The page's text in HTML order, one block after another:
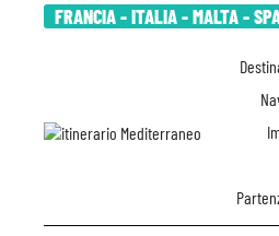
FRANCIA - ITALIA - MALTA -